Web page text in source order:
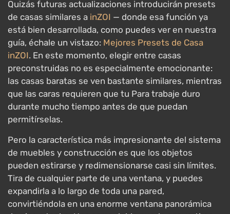
Quizás futuras actualizaciones introducirán presets
de casas similares a inZOI — donde esa función ya
está bien desarrollada, como puedes ver en nuestra
guía, échale un vistazo: Mejores Presets de Casa
inZOI. En este momento, elegir entre casas
preconstruidas no es especialmente emocionante:
las casas baratas se ven bastante similares, mientras
que las caras requieren que tu Para trabaje duro
durante mucho tiempo antes de que puedan
permitírselas.
Pero la característica más impresionante del sistema
de muebles y construcción es que los objetos
pueden estirarse y redimensionarse casi sin límites.
Tira de cualquier parte de una ventana, y puedes
expandirla a lo largo de toda una pared,
convirtiéndola en una enorme ventana panorámica